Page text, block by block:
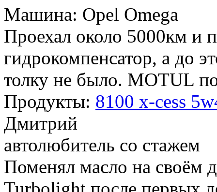
Машина: Opel Omega
Проехал около 5000км и
гидрокомпенсатор, а до
толку не было. MOTUL
Продукты: 8100 x-cess
Дмитрий
автолюбитель со стажем
Поменял масло на своём